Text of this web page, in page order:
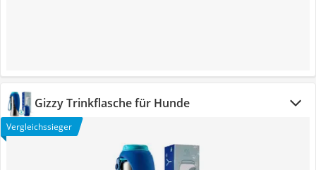
Gizzy Trinkflasche für Hunde
Vergleichssieger